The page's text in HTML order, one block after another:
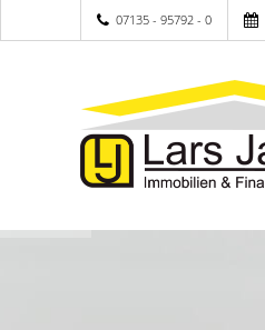
07135 - 95792 - 0